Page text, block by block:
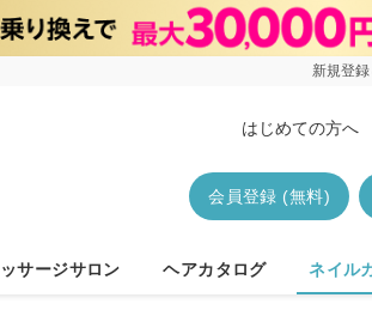
新規登
はじめての方へ
会員登録 (無料)
サージサロン ヘアカタログ ネイル